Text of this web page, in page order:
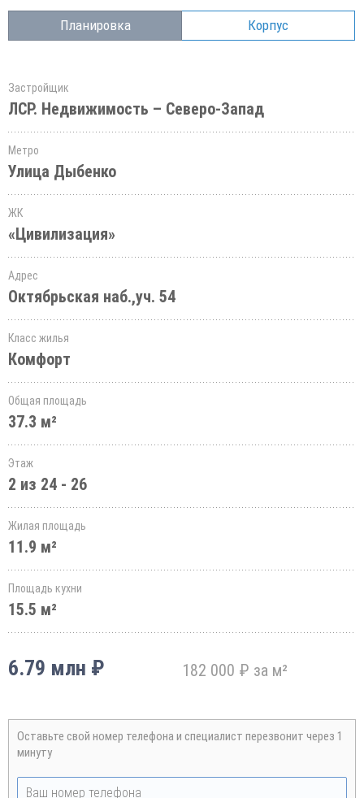
Планировка Корпус
Застройщик
ЛСР. Недвижимость – Северо-Запад
Метро
Улица Дыбенко
ЖК
«Цивилизация»
Адрес
Октябрьская наб.,уч. 54
Класс жилья
Комфорт
Общая площадь
37.3 м²
Этаж
2 из 24 - 26
Жилая площадь
11.9 м²
Площадь кухни
15.5 м²
6.79 млн ₽ 182 000 ₽ за м²
Оставьте свой номер телефона и специалист перезвонит через 1
минуту